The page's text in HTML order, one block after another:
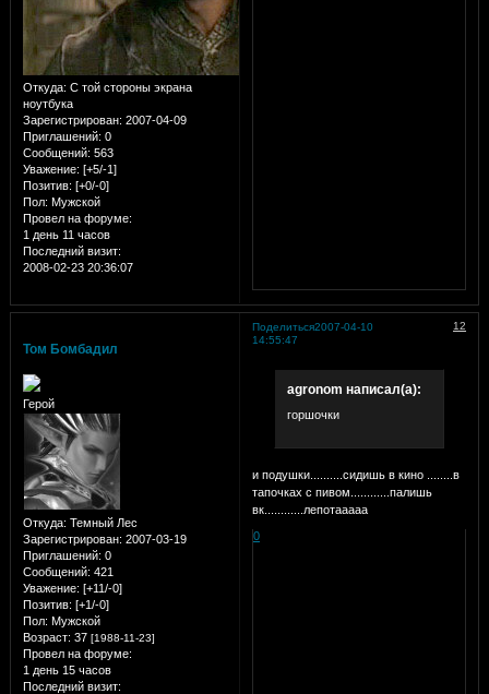
Откуда: С той стороны экрана
ноутбука
Зарегистрирован: 2007-04-09
Приглашений: 0
Сообщений: 563
Уважение: [+5/-1]
Позитив: [+0/-0]
Пол: Мужской
Провел на форуме:
1 день 11 часов
Последний визит:
2008-02-23 20:36:07
Поделиться 12
2007-04-10
14:55:47
Том Бомбадил
Герой
Откуда: Темный Лес
Зарегистрирован: 2007-03-19
Приглашений: 0
Сообщений: 421
Уважение: [+11/-0]
Позитив: [+1/-0]
Пол: Мужской
Возраст: 37 [1988-11-23]
Провел на форуме:
1 день 15 часов
Последний визит:
agronom написал(а):
горшочки
и подушки..........сидишь в кино ........в
тапочках с пивом............палишь
вк............лепотааааа
0